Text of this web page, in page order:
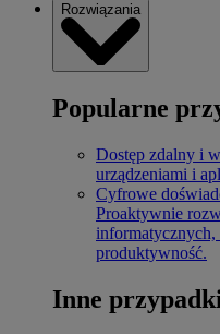
Rozwiązania
Popularne
Dostęp zdalny i
urządzeniami i
Cyfrowe
Proaktywnie
informatycznych,
produktywność.
Inne